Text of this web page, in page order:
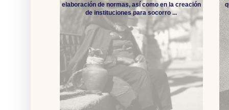
elaboración de normas, así como en la creación
de instituciones para socorro ...